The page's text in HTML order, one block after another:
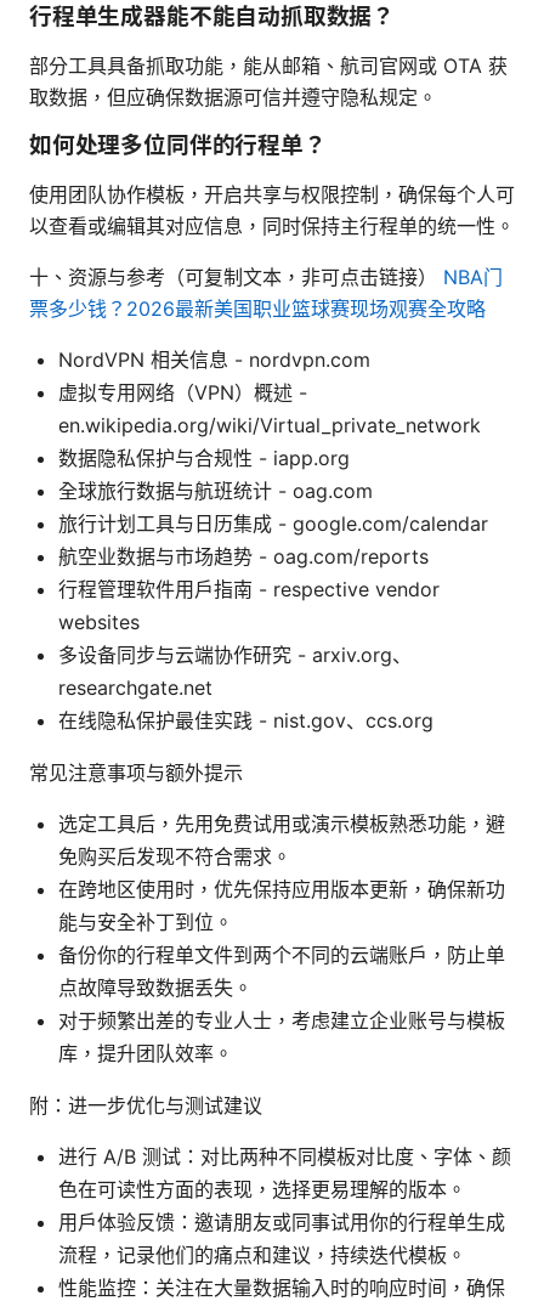
行程单生成器能不能自动抓取数据？
部分工具具备抓取功能，能从邮箱、航司官网或 OTA 获
取数据，但应确保数据源可信并遵守隐私规定。
如何处理多位同伴的行程单？
使用团队协作模板，开启共享与权限控制，确保每个人可
以查看或编辑其对应信息，同时保持主行程单的统一性。
十、资源与参考（可复制文本，非可点击链接） NBA门
票多少钱？2026最新美国职业篮球赛现场观赛全攻略
NordVPN 相关信息 - nordvpn.com
虚拟专用网络（VPN）概述 -
en.wikipedia.org/wiki/Virtual_private_network
数据隐私保护与合规性 - iapp.org
全球旅行数据与航班统计 - oag.com
旅行计划工具与日历集成 - google.com/calendar
航空业数据与市场趋势 - oag.com/reports
行程管理软件用户指南 - respective vendor
websites
多设备同步与云端协作研究 - arxiv.org、
researchgate.net
在线隐私保护最佳实践 - nist.gov、ccs.org
常见注意事项与额外提示
选定工具后，先用免费试用或演示模板熟悉功能，避
免购买后发现不符合需求。
在跨地区使用时，优先保持应用版本更新，确保新功
能与安全补丁到位。
备份你的行程单文件到两个不同的云端账户，防止单
点故障导致数据丢失。
对于频繁出差的专业人士，考虑建立企业账号与模板
库，提升团队效率。
附：进一步优化与测试建议
进行 A/B 测试：对比两种不同模板对比度、字体、颜
色在可读性方面的表现，选择更易理解的版本。
用户体验反馈：邀请朋友或同事试用你的行程单生成
流程，记录他们的痛点和建议，持续迭代模板。
性能监控：关注在大量数据输入时的响应时间，确保